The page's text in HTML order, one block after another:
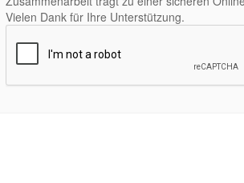
Vielen Dank für Ihre Unterstützung.